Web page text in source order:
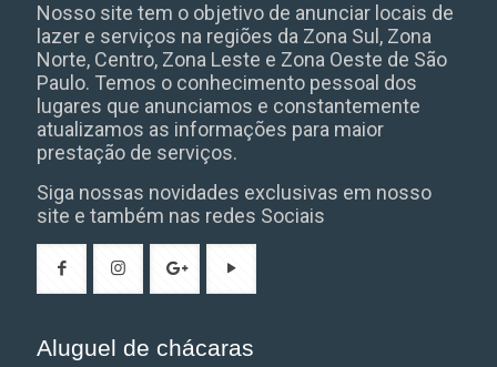
Nosso site tem o objetivo de anunciar locais de
lazer e serviços na regiões da Zona Sul, Zona
Norte, Centro, Zona Leste e Zona Oeste de São
Paulo. Temos o conhecimento pessoal dos
lugares que anunciamos e constantemente
atualizamos as informações para maior
prestação de serviços.
Siga nossas novidades exclusivas em nosso
site e também nas redes Sociais
Aluguel de chácaras